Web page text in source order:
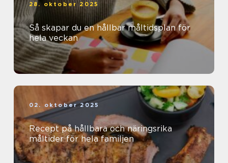
28. oktober 2025
Så skapar du en hållbar måltidsplan för
hela veckan
02. oktober 2025
Recept på hållbara och näringsrika
måltider för hela familjen